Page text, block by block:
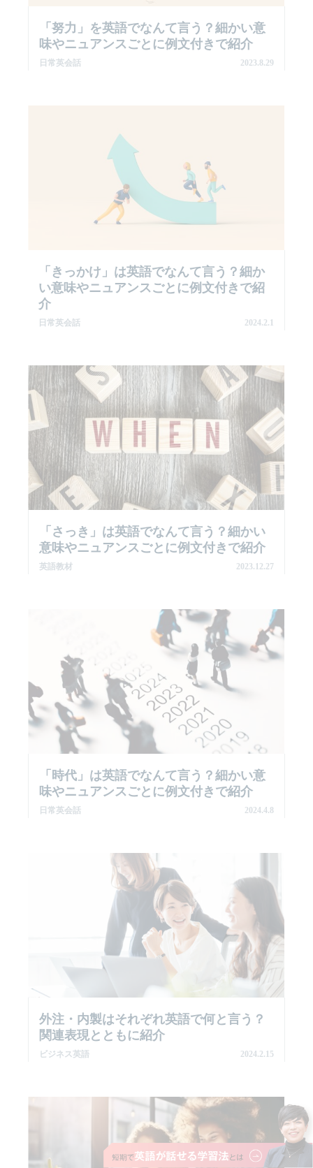
「努力」を英語でなんて言う？細かい意
味やニュアンスごとに例文付きで紹介
日常英会話 2023.8.29
「きっかけ」は英語でなんて言う？細か
い意味やニュアンスごとに例文付きで紹
介
日常英会話 2024.2.1
「さっき」は英語でなんて言う？細かい
意味やニュアンスごとに例文付きで紹介
英語教材 2023.12.27
「時代」は英語でなんて言う？細かい意
味やニュアンスごとに例文付きで紹介
日常英会話 2024.4.8
外注・内製はそれぞれ英語で何と言う？
関連表現とともに紹介
ビジネス英語 2024.2.15